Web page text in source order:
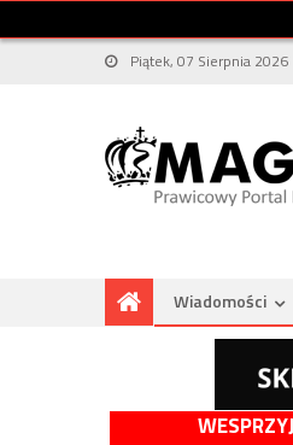
Piątek, 07 Sierpnia 2026
Wiadomości